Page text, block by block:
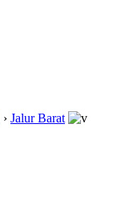
› Jalur Barat